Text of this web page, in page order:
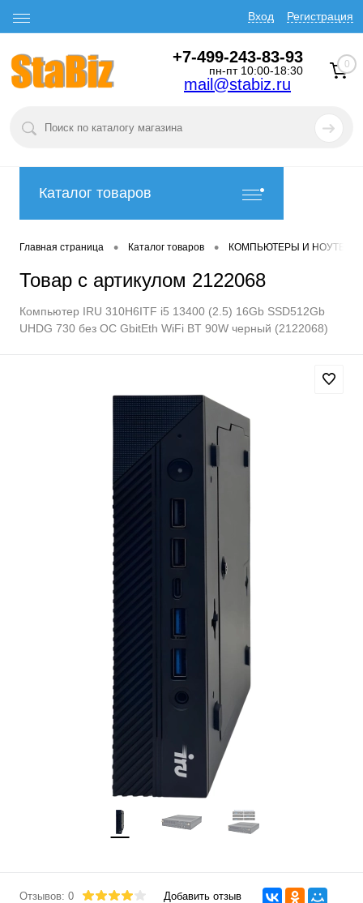
Вход Регистрация
+7-499-243-83-93
пн-пт 10:00-18:30
mail@stabiz.ru
0
Каталог товаров
Главная страница • Каталог товаров • КОМПЬЮТЕРЫ И
Товар с артикулом 2122068
Компьютер IRU 310H6ITF i5 13400 (2.5) 16Gb SSD512Gb
UHDG 730 без ОС GbitEth WiFi BT 90W черный (2122068)
Отзывов: 0 Добавить отзыв